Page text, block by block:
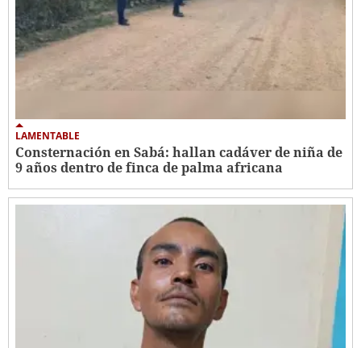
LAMENTABLE
Consternación en Sabá: hallan cadáver de niña de
9 años dentro de finca de palma africana